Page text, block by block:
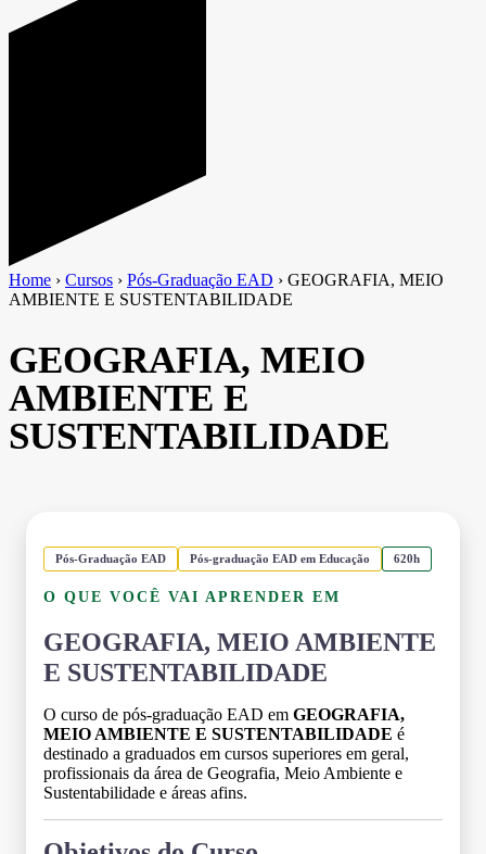
Home › Cursos › Pós-Graduação EAD › GEOGRAFIA, MEIO
AMBIENTE E SUSTENTABILIDADE
GEOGRAFIA, MEIO
AMBIENTE E
SUSTENTABILIDADE
Pós-Graduação EAD Pós-graduação EAD em Educação 620h
O QUE VOCÊ VAI APRENDER EM
GEOGRAFIA, MEIO AMBIENTE
E SUSTENTABILIDADE
O curso de pós-graduação EAD em GEOGRAFIA,
MEIO AMBIENTE E SUSTENTABILIDADE é
destinado a graduados em cursos superiores em geral,
profissionais da área de Geografia, Meio Ambiente e
Sustentabilidade e áreas afins.